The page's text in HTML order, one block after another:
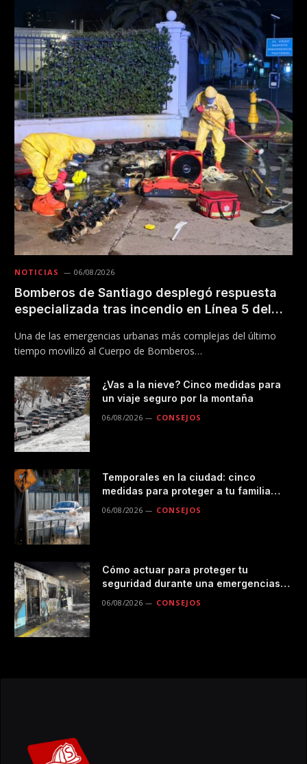
NOTICIAS 06/08/2026
Bomberos de Santiago desplegó respuesta
especializada tras incendio en Línea 5 del
Una de las emergencias urbanas más complejas del último
tiempo movilizó al Cuerpo de Bomberos…
¿Vas a la nieve? Cinco medidas para
un viaje seguro por la montaña
06/08/2026 CONSEJOS
Temporales en la ciudad: cinco
medidas para proteger a tu familia
durante las lluvias
06/08/2026 CONSEJOS
Cómo actuar para proteger tu
seguridad durante una emergencias
en el transporte público
06/08/2026 CONSEJOS